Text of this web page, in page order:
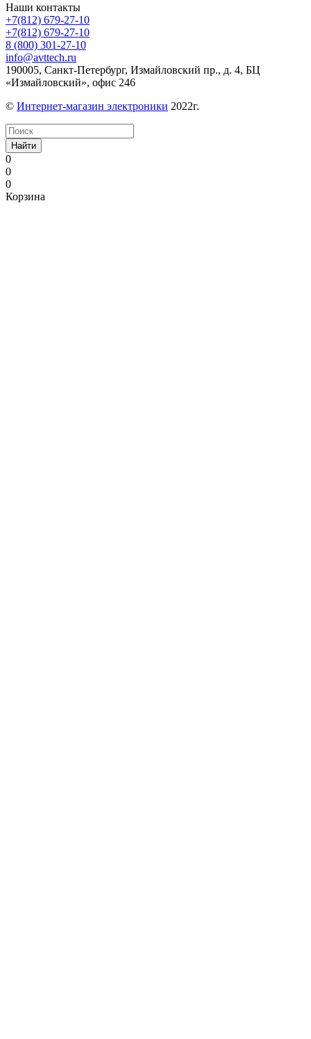
Наши контакты
+7(812) 679-27-10
+7(812) 679-27-10
8 (800) 301-27-10
info@avttech.ru
190005, Санкт-Петербург, Измайловский пр., д. 4, БЦ
«Измайловский», офис 246
© Интернет-магазин электроники 2022г.
Найти
0
0
0
Корзина